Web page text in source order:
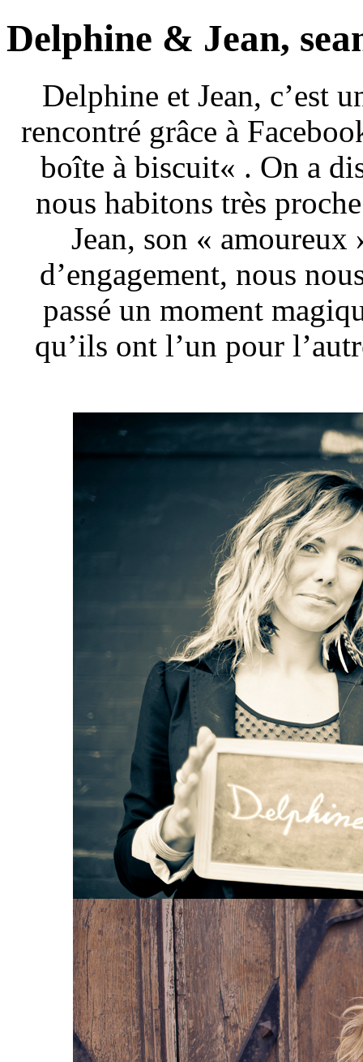
Delphine & Jean,
Delphine et Jean, c’est
rencontré grâce à
boîte à biscuit« . On a
nous habitons très
Jean, son «
d’engagement, nous
passé un moment
qu’ils ont l’un pour